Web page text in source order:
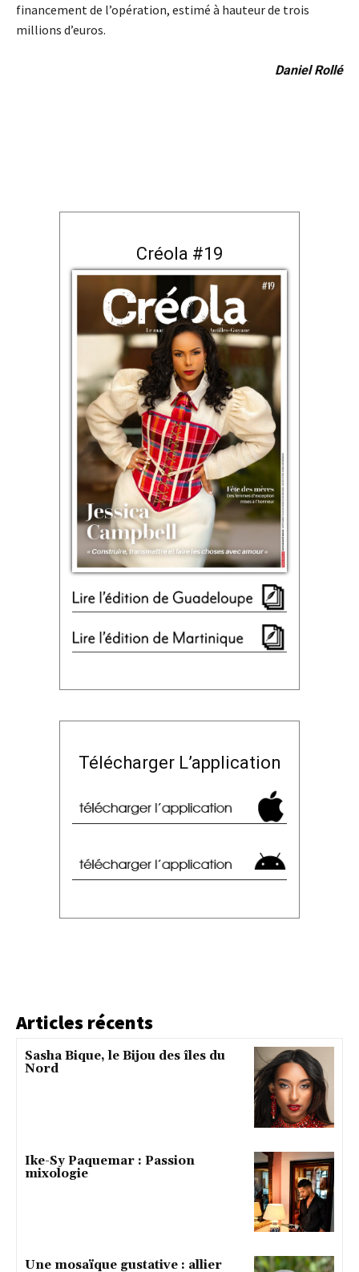
financement de l’opération, estimé à hauteur de trois
millions d’euros.
Daniel Rollé
Créola #19
Télécharger L’application
Articles récents
Sasha Bique, le Bijou des îles du
Nord
Ike-Sy Paquemar : Passion
mixologie
Une mosaïque gustative : allier